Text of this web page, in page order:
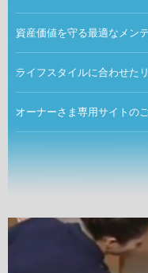
資産価値を守る最適なメン
ライフスタイルに合わせた
オーナーさま専用サイトの